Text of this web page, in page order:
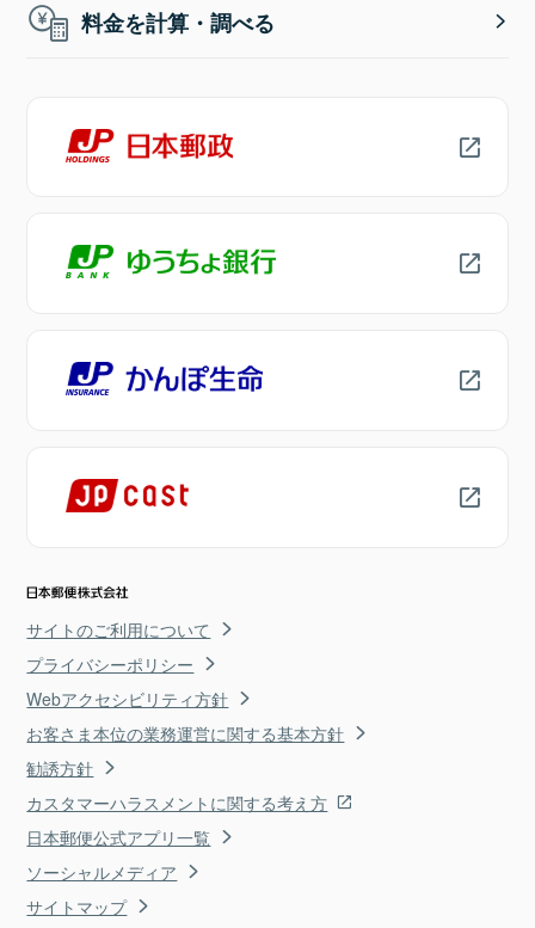
料金を計算・調べる
サイトのご利用について
プライバシーポリシー
Webアクセシビリティ方針
お客さま本位の業務運営に関する基本方針
勧誘方針
カスタマーハラスメントに関する考え方
日本郵便公式アプリ一覧
ソーシャルメディア
サイトマップ